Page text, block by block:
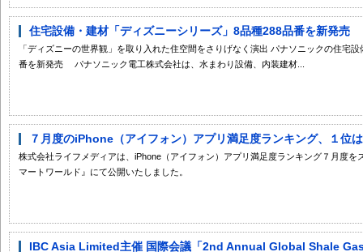
住宅設備・建材「ディズニーシリーズ」8品種288品番を新発売
「ディズニーの世界観」を取り入れた住空間をさりげなく演出 パナソニックの住宅
番を新発売 パナソニック電工株式会社は、水まわり設備、内装建材...
７月度のiPhone（アイフォン）アプリ満足度ランキング、１位
株式会社ライフメディアは、iPhone（アイフォン）アプリ満足度ランキング７月度
マートワールド』にて公開いたしました。
IBC Asia Limited主催 国際会議「2nd Annual Global Shale